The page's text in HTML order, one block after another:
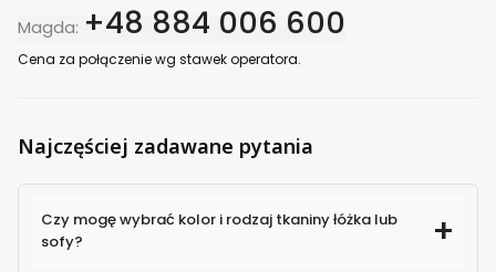
Magda: +48 884 006 600
Cena za połączenie wg stawek operatora.
Najczęściej zadawane pytania
Czy mogę wybrać kolor i rodzaj tkaniny łóżka lub
sofy?